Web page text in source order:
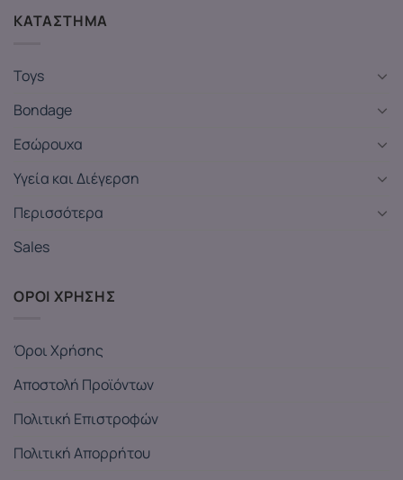
ΚΑΤΑΣΤΗΜΑ
Toys
Bondage
Εσώρουχα
Υγεία και Διέγερση
Περισσότερα
Sales
ΟΡΟΙ ΧΡΗΣΗΣ
Όροι Χρήσης
Αποστολή Προϊόντων
Πολιτική Επιστροφών
Πολιτική Απορρήτου